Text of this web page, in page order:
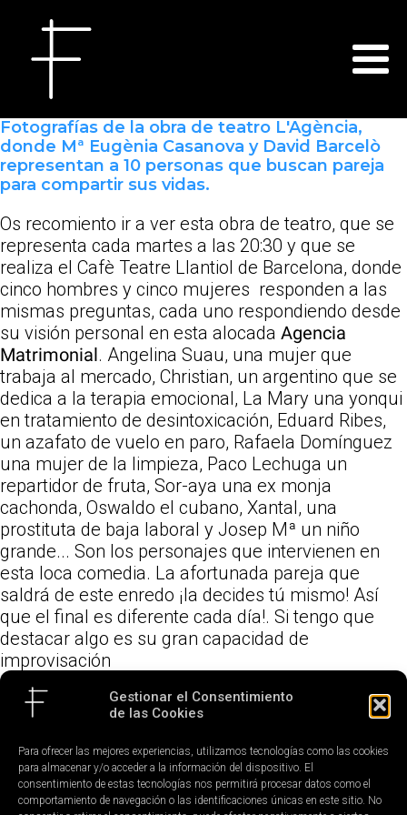
Gestionar el Consentimiento
de las Cookies
Para ofrecer las mejores experiencias, utilizamos tecnologías como las cookies
para almacenar y/o acceder a la información del dispositivo. El
consentimiento de estas tecnologías nos permitirá procesar datos como el
comportamiento de navegación o las identificaciones únicas en este sitio. No
Fotografías de la obra de teatro L'Agència,
donde Mª Eugènia Casanova y David Barcelò
representan a 10 personas que buscan pareja
para compartir sus vidas.
Os recomiento ir a ver esta obra de teatro, que se
representa cada martes a las 20:30 y que se
realiza el Cafè Teatre Llantiol de Barcelona, donde
cinco hombres y cinco mujeres responden a las
mismas preguntas, cada uno respondiendo desde
su visión personal en esta alocada Agencia
Matrimonial. Angelina Suau, una mujer que
trabaja al mercado, Christian, un argentino que se
dedica a la terapia emocional, La Mary una yonqui
en tratamiento de desintoxicación, Eduard Ribes,
un azafato de vuelo en paro, Rafaela Domínguez
una mujer de la limpieza, Paco Lechuga un
repartidor de fruta, Sor-aya una ex monja
cachonda, Oswaldo el cubano, Xantal, una
prostituta de baja laboral y Josep Mª un niño
grande... Son los personajes que intervienen en
esta loca comedia. La afortunada pareja que
saldrá de este enredo ¡la decides tú mismo! Así
que el final es diferente cada día!. Si tengo que
destacar algo es su gran capacidad de
improvisación
Si quieres reirte y pasar un buen rato a un precio
de risa, nunca mejor dicho, (la entrada cuesta 8€)
esta es tu ocasión de hacer algo diferente un
martes cualquiera.
Podéis reservar entradas aquí:Cafè Teatre Llantiol